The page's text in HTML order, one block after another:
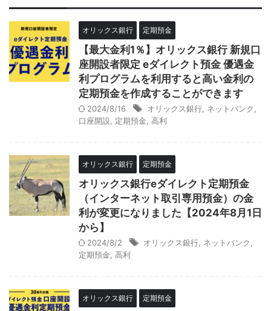
オリックス銀行 定期預金
【最大金利1％】オリックス銀行 新規口
座開設者限定 eダイレクト預金 優遇金
利プログラムを利用すると高い金利の
定期預金を作成することができます
2024/8/16 オリックス銀行 ネットバンク
口座開設
定期預金 高利
オリックス銀行 定期預金
オリックス銀行eダイレクト定期預金
（インターネット取引専用預金）の金
利が変更になりました【2024年8月1日
から】
2024/8/2 オリックス銀行 ネットバンク
定期預金 高利
オリックス銀行 定期預金